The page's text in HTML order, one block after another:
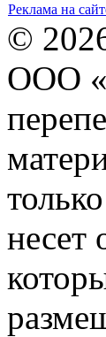
Реклама на
©
ООО
несет